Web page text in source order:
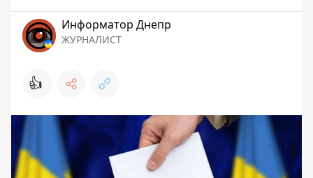
Информатор Днепр
ЖУРНАЛИСТ
👍